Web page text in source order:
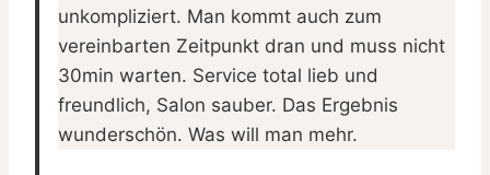
unkompliziert. Man kommt auch zum
vereinbarten Zeitpunkt dran und muss nicht
30min warten. Service total lieb und
freundlich, Salon sauber. Das Ergebnis
wunderschön. Was will man mehr.